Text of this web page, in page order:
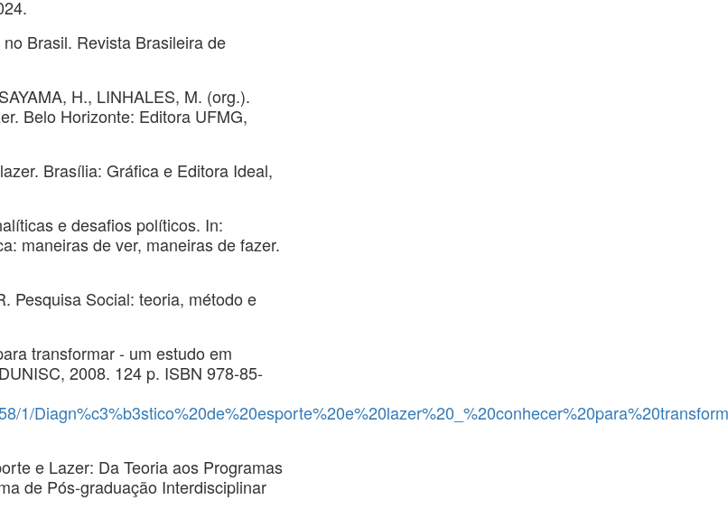
Brasil. Revista Brasileira de
H., LINHALES, M. (org.).
Belo Horizonte: Editora UFMG,
Brasília: Gráfica e Editora Ideal,
e desafios políticos. In:
maneiras de ver, maneiras de fazer.
Pesquisa Social: teoria, método e
transformar - um estudo em
2008. 124 p. ISBN 978-85-
1/
e Lazer: Da Teoria aos Programas
de Pós-graduação Interdisciplinar